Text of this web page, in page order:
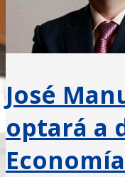
José
optará a
Economía